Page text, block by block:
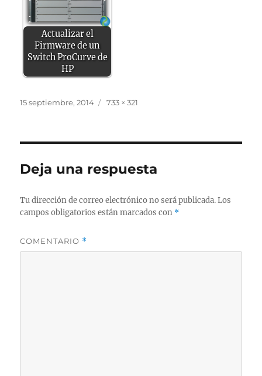
Actualizar el
Firmware de un
Switch ProCurve de
HP
Publicado
15 septiembre, 2014
Tamaño
733 × 321
Deja una respuesta
Tu dirección de correo electrónico no será publicada. Los
campos obligatorios están marcados con *
COMENTARIO *